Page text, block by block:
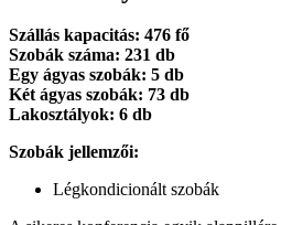
Szállás kapacitás: 476 fő
Szobák száma: 231 db
Egy ágyas szobák: 5 db
Két ágyas szobák: 73 db
Lakosztályok: 6 db
Szobák jellemzői:
Légkondicionált szobák